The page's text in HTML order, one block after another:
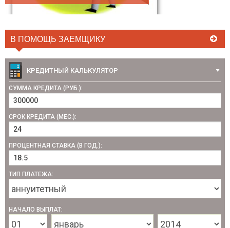
В ПОМОЩЬ ЗАЕМЩИКУ
КРЕДИТНЫЙ КАЛЬКУЛЯТОР
СУММА КРЕДИТА (РУБ.):
СРОК КРЕДИТА (МЕС.):
ПРОЦЕНТНАЯ СТАВКА (В ГОД.):
ТИП ПЛАТЕЖА:
НАЧАЛО ВЫПЛАТ: